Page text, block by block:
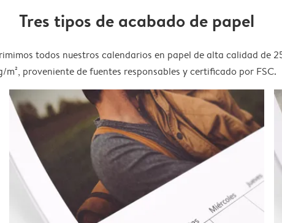
Tres tipos de acabado de papel
todos nuestros calendarios en papel de alta calidad de
m², proveniente de fuentes responsables y certificado por FSC.